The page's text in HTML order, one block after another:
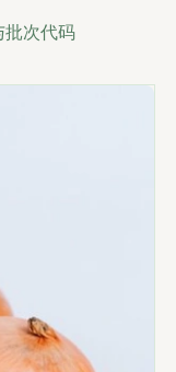
批次代码